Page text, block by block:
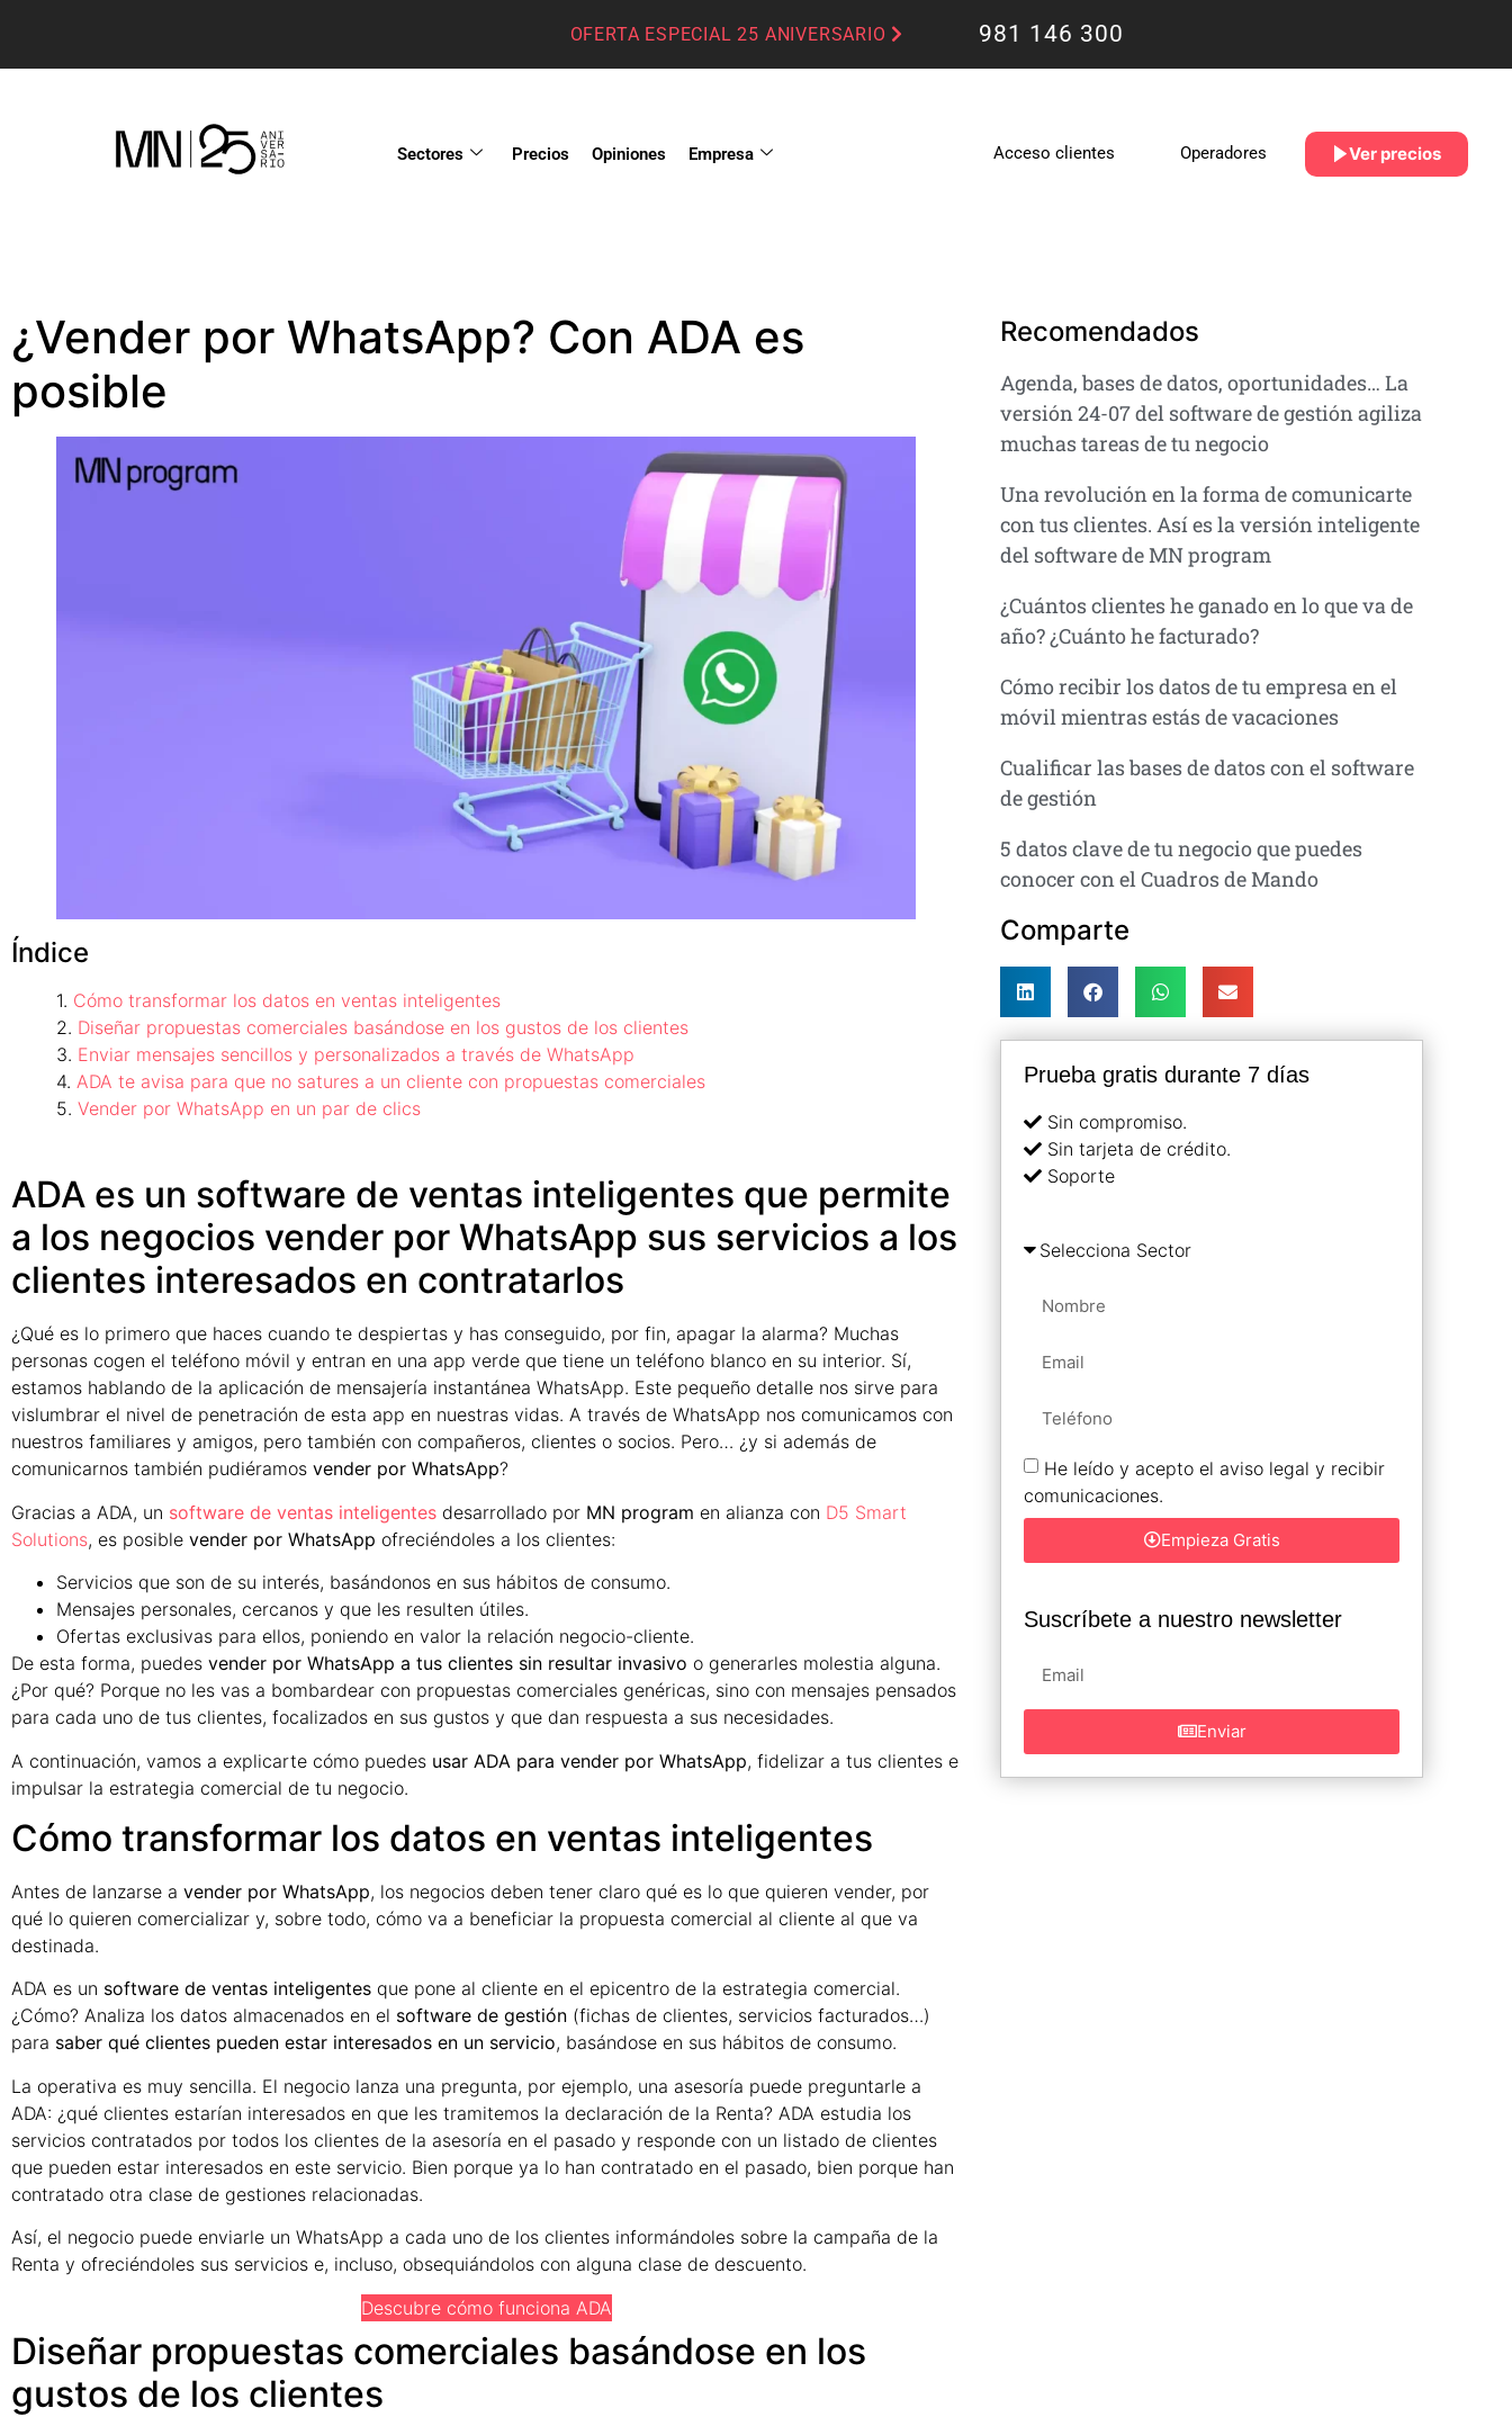
OFERTA ESPECIAL 25 ANIVERSARIO 981 146 300
Sectores Precios Opiniones Empresa Acceso clientes Operadores Ver precios
¿Vender por WhatsApp? Con ADA es
posible
Índice
Cómo transformar los datos en ventas inteligentes
Diseñar propuestas comerciales basándose en los gustos de los clientes
Enviar mensajes sencillos y personalizados a través de WhatsApp
ADA te avisa para que no satures a un cliente con propuestas comerciales
Vender por WhatsApp en un par de clics
ADA es un software de ventas inteligentes que permite
a los negocios vender por WhatsApp sus servicios a los
clientes interesados en contratarlos
¿Qué es lo primero que haces cuando te despiertas y has conseguido, por fin, apagar la alarma? Muchas
personas cogen el teléfono móvil y entran en una app verde que tiene un teléfono blanco en su interior. Sí,
estamos hablando de la aplicación de mensajería instantánea WhatsApp. Este pequeño detalle nos sirve para
vislumbrar el nivel de penetración de esta app en nuestras vidas. A través de WhatsApp nos comunicamos con
nuestros familiares y amigos, pero también con compañeros, clientes o socios. Pero… ¿y si además de
comunicarnos también pudiéramos vender por WhatsApp?
Gracias a ADA, un software de ventas inteligentes desarrollado por MN program en alianza con D5 Smart
Solutions, es posible vender por WhatsApp ofreciéndoles a los clientes:
Servicios que son de su interés, basándonos en sus hábitos de consumo.
Mensajes personales, cercanos y que les resulten útiles.
Ofertas exclusivas para ellos, poniendo en valor la relación negocio-cliente.
De esta forma, puedes vender por WhatsApp a tus clientes sin resultar invasivo o generarles molestia alguna.
¿Por qué? Porque no les vas a bombardear con propuestas comerciales genéricas, sino con mensajes pensados
para cada uno de tus clientes, focalizados en sus gustos y que dan respuesta a sus necesidades.
A continuación, vamos a explicarte cómo puedes usar ADA para vender por WhatsApp, fidelizar a tus clientes e
impulsar la estrategia comercial de tu negocio.
Cómo transformar los datos en ventas inteligentes
Antes de lanzarse a vender por WhatsApp, los negocios deben tener claro qué es lo que quieren vender, por
qué lo quieren comercializar y, sobre todo, cómo va a beneficiar la propuesta comercial al cliente al que va
destinada.
ADA es un software de ventas inteligentes que pone al cliente en el epicentro de la estrategia comercial.
¿Cómo? Analiza los datos almacenados en el software de gestión (fichas de clientes, servicios facturados…)
para saber qué clientes pueden estar interesados en un servicio, basándose en sus hábitos de consumo.
La operativa es muy sencilla. El negocio lanza una pregunta, por ejemplo, una asesoría puede preguntarle a
ADA: ¿qué clientes estarían interesados en que les tramitemos la declaración de la Renta? ADA estudia los
servicios contratados por todos los clientes de la asesoría en el pasado y responde con un listado de clientes
que pueden estar interesados en este servicio. Bien porque ya lo han contratado en el pasado, bien porque han
contratado otra clase de gestiones relacionadas.
Así, el negocio puede enviarle un WhatsApp a cada uno de los clientes informándoles sobre la campaña de la
Renta y ofreciéndoles sus servicios e, incluso, obsequiándolos con alguna clase de descuento.
Descubre cómo funciona ADA
Diseñar propuestas comerciales basándose en los
gustos de los clientes
Recomendados
Agenda, bases de datos, oportunidades… La
versión 24-07 del software de gestión agiliza
muchas tareas de tu negocio
Una revolución en la forma de comunicarte
con tus clientes. Así es la versión inteligente
del software de MN program
¿Cuántos clientes he ganado en lo que va de
año? ¿Cuánto he facturado?
Cómo recibir los datos de tu empresa en el
móvil mientras estás de vacaciones
Cualificar las bases de datos con el software
de gestión
5 datos clave de tu negocio que puedes
conocer con el Cuadros de Mando
Comparte
Prueba gratis durante 7 días
Sin compromiso.
Sin tarjeta de crédito.
Soporte
He leído y acepto el aviso legal y recibir
comunicaciones.
Empieza Gratis
Suscríbete a nuestro newsletter
Enviar